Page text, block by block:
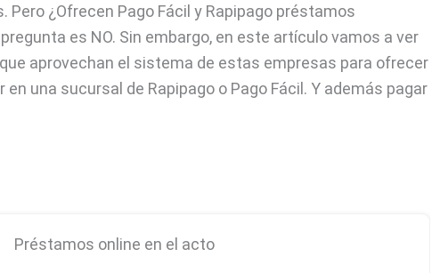
¿Ofrecen Pago Fácil y Rapipago préstamos
es NO. Sin embargo, en este artículo vamos a ver
aprovechan el sistema de estas empresas para ofrecer
una sucursal de Rapipago o Pago Fácil. Y además pagar
Préstamos online en el acto